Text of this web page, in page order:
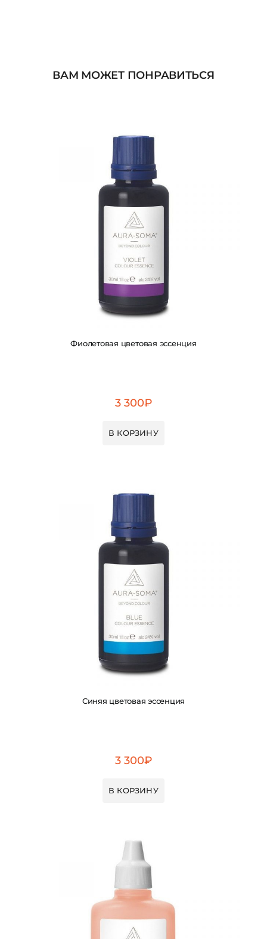
ВАМ МОЖЕТ ПОНРАВИТЬСЯ
Фиолетовая цветовая эссенция
3 300₽
В КОРЗИНУ
Синяя цветовая эссенция
3 300₽
В КОРЗИНУ